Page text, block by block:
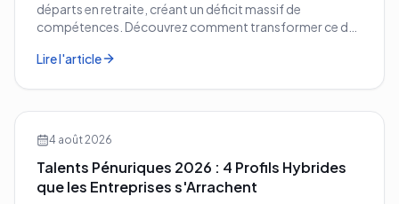
départs en retraite, créant un déficit massif de
compétences. Découvrez comment transformer ce défi
entreprise.
Lire l'article
4 août 2026
Talents Pénuriques 2026 : 4 Profils Hybrides
que les Entreprises s'Arrachent